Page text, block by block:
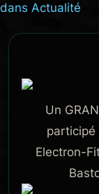
dans Actualité
Un
participé
Electron-